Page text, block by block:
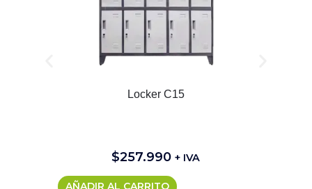
Locker C15
$257.990 + IVA
AÑADIR AL CARRITO